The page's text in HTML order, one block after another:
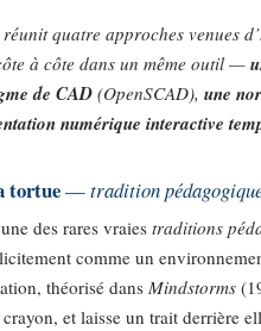
quatre approches venues
à côte dans un même outil —
de CAD(OpenSCAD),une
numérique interactive
tortue—tradition
des rares vraiestraditions
comme un
théorisé dansMindstorms
crayon, et laisse un trait derrière